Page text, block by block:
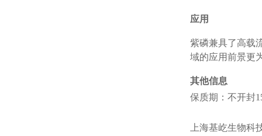
应用
紫磷兼具了高载
域的应用前景更
其他信息
保质期：不开封
上海基屹生物